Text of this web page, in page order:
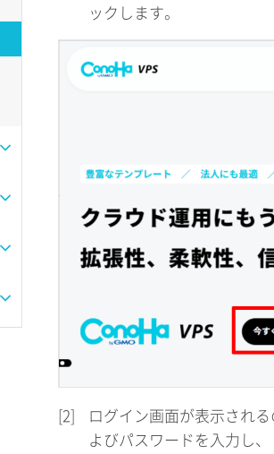
ックします。
[2]
ログイン画面が表示され
よびパスワードを入力し